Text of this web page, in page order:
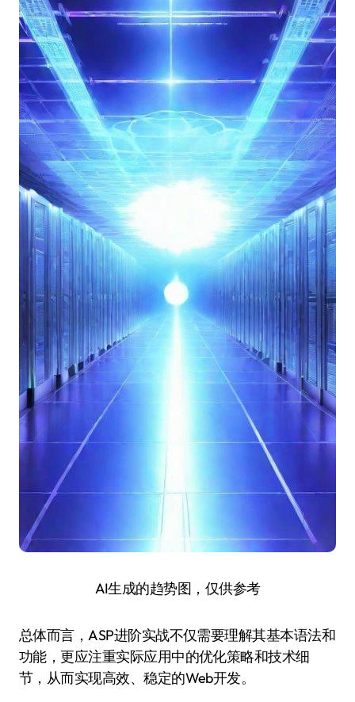
AI生成的趋势图，仅供参考
总体而言，ASP进阶实战不仅需要理解其基本语法和
功能，更应注重实际应用中的优化策略和技术细
节，从而实现高效、稳定的Web开发。